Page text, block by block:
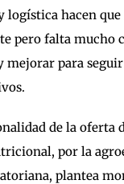
logística hacen que
pero falta mucho
mejorar para
de la oferta
por la
plantea